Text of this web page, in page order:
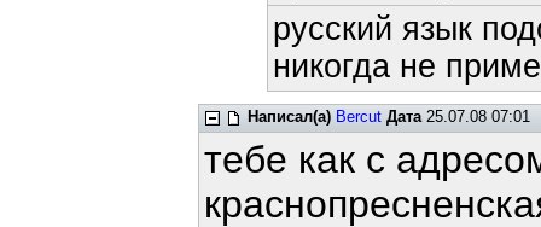
русский язык
никогда не
Написал(а) Bercut Дата25.07.08 07:01
тебе как с